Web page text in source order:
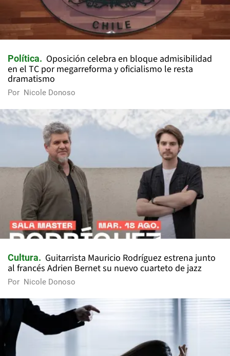
Política
Oposición celebra en bloque admisibilidad
en el TC por megarreforma y oficialismo le resta
dramatismo
Por Nicole Donoso
Cultura
Guitarrista Mauricio Rodríguez estrena junto
al francés Adrien Bernet su nuevo cuarteto de jazz
Por Nicole Donoso